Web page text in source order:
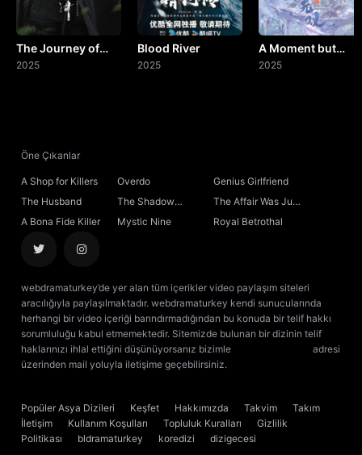
19. Bölüm
20. Bölüm
23. Bölüm
24. Bölüm
26. Bölüm
27. Bölüm
29. Bölüm
The Journey of
Legend
2025
Blood River
2025
A Moment but
Forever
2025
Öne Çıkanlar
A Shop for Killers Overdo
Genius Girlfriend
The Husband
The Shadow
Sovereign
The Affair Was Just
the Beginning
A Bona Fide Killer Mystic Nine Royal Betrothal
webdramaturkey’de yer alan tüm içerikler video paylaşım siteleri
aracılığıyla paylaşılmaktadır. webdramaturkey kendi sunucularında
herhangi bir video içeriği barındırmadığından bu konuda bir telif hakkı
sorumluluğu kabul etmemektedir. Sitemizde bulunan bir dizinin telif
haklarınızı ihlal ettiğini düşünüyorsanız bizimle
adresi
üzerinden mail yoluyla iletişime geçebilirsiniz.
Popüler Asya Dizileri Keşfet Hakkımızda Takvim
Takım
İletişim
Kullanım Koşulları Topluluk Kuralları
Gizlilik
Politikası
bldramaturkey koredizi
dizigecesi